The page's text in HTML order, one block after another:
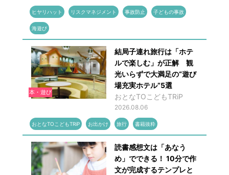
ヒヤリハット リスクマネジメント 事故防止 子どもの事故
海遊び
本・遊び
結局子連れ旅行は「ホテ
ルで楽しむ」が正解 観
光いらずで大満足の“遊び
場充実ホテル”5選
おとなTOこどもTRiP
2026.08.06
おとなTOこどもTRiP お出かけ 旅行 書籍抜粋
読書感想文は「あなう
め」でできる！ 10分で作
文が完成するテンプレと